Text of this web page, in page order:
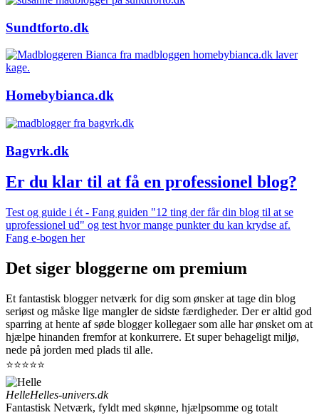
Sundtforto.dk
Homebybianca.dk
Bagvrk.dk
Er du klar til at få en professionel blog?
Test og guide i ét - Fang guiden "12 ting der får din blog til at se
uprofessionel ud" og test hvor mange punkter du kan krydse af.
Fang e-bogen her
Det siger bloggerne om premium
Et fantastisk blogger netværk for dig som ønsker at tage din blog
seriøst og måske lige mangler de sidste færdigheder. Der er altid god
sparring at hente af søde blogger kollegaer som alle har ønsket om at
hjælpe hinanden fremfor at konkurrere. Et super behageligt miljø,
nede på jorden med plads til alle.
⭐⭐⭐⭐⭐
HelleHelles-univers.dk
Fantastisk Netværk, fyldt med skønne, hjælpsomme og totalt